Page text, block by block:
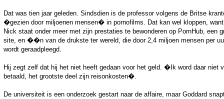
Dat was tien jaar geleden. Sindsdien is de professor volgens de Britse
�gezien door miljoenen mensen� in pornofilms. Dat kan wel kloppen,
Nick staat onder meer met zijn prestaties te bewonderen op PornHub, een
site, en ��n van de drukste ter wereld, die door 2,4 miljoen mensen per
wordt geraadpleegd.
Hij zegt zelf dat hij het niet heeft gedaan voor het geld. �Ik word daar niet
betaald, het grootste deel zijn reisonkosten�.
De universiteit is een onderzoek gestart naar de affaire, maar Goddard